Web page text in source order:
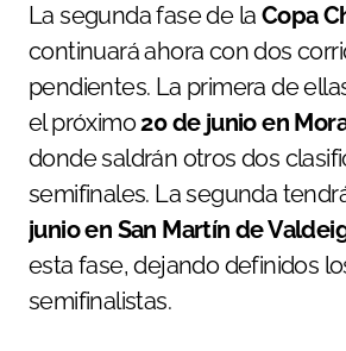
La segunda fase de la Copa
continuará ahora con dos
pendientes. La primera de
el próximo20 de junio en
donde saldrán otros dos
semifinales. La segunda
junio en San Martín de
esta fase, dejando definidos
semifinalistas.